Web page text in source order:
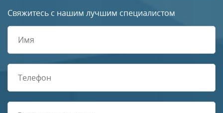
Свяжитесь с нашим лучшим специалистом